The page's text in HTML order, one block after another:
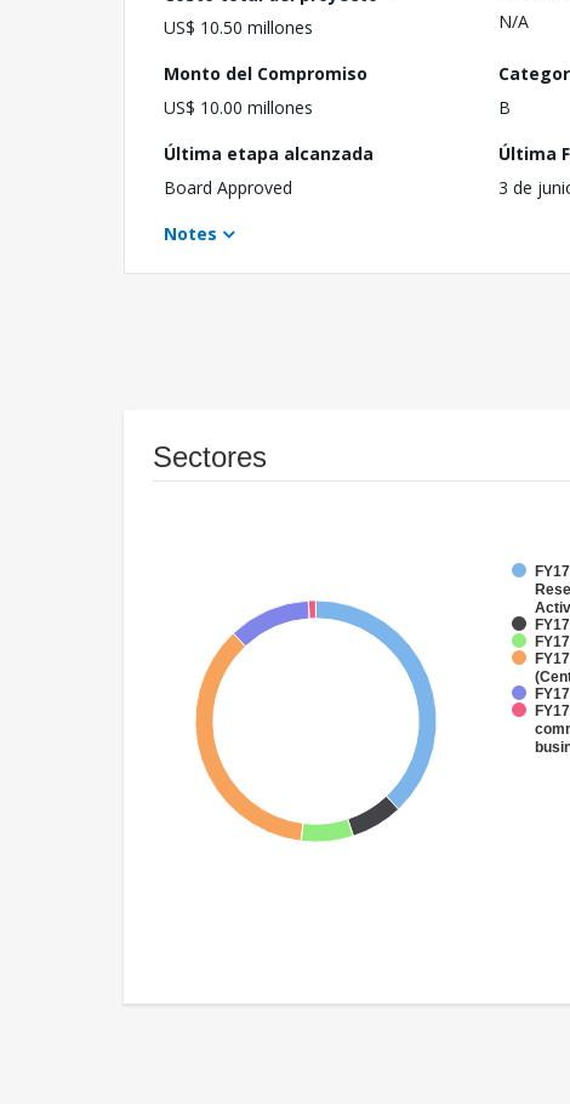
US$ 10.50 millones
N/A
Monto del Compromiso
US$ 10.00 millones
B
Última etapa alcanzada
Board Approved
Última
3 de
Notes
Sectores